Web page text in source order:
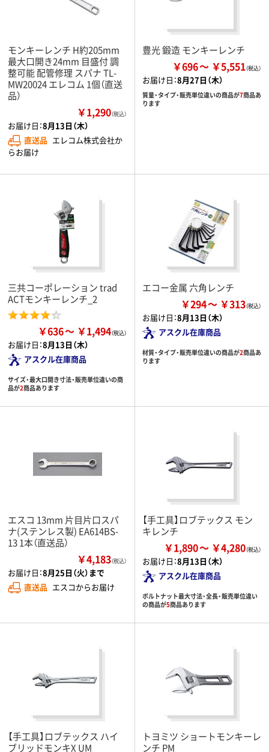
モンキーレンチ H約205mm
最大口開き24mm 目盛付 調
整可能 配管修理 スパナ TL-
MW20024 エレコム 1個（直送
品）
￥1,290（税込）
お届け日：8月13日（木）
直送品 エレコム株式会社か
らお届け
豊光 鍛造 モンキーレンチ
￥696 ￥5,551
お届け日：8月27日（木）
質量・タイプ・販売単位違いの商品が7商品あ
ります
三共コーポレーション trad
ACTモンキーレンチ_2
￥636 ￥1,494
お届け日：8月13日（木）
アスクル在庫商品
サイズ・最大口開き寸法・販売単位違いの商
品が2商品あります
エコー金属 六角レンチ
￥294 ￥313
お届け日：8月13日（木）
アスクル在庫商品
材質・タイプ・販売単位違いの商品が2商品あ
ります
エスコ 13mm 片目片口スパ
ナ(ステンレス製) EA614BS-
13 1本（直送品）
￥4,183（税込）
お届け日：8月25日（火）まで
直送品 エスコからお届け
【手工具】ロブテックス モン
キレンチ
￥1,890 ￥4,280
お届け日：8月13日（木）
アスクル在庫商品
ボルトナット最大寸法・全長・販売単位違い
の商品が5商品あります
【手工具】ロブテックス ハイ
ブリッドモンキX UM
トヨミツ ショートモンキーレ
ンチ PM